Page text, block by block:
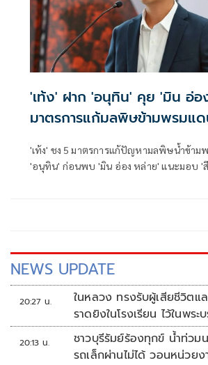
'เท้ง' ฝาก 'อนุทิน' คุย 'มิน อ่อ
มาตรการแก้มลพิษข้ามพรมแ
'เท้ง' ชง 5 มาตรการแก้ปัญหามลพิษน้ำข้าม
'อนุทิน' ก่อนพบ 'มิน อ่อง หล่าย' แนะมอบ '
NEWS UPDATE
20:27 น.
ในหลวง ทรงรับผู้เสียชีวิตแ
ราดยิงในโรงเรียน ไว้ในพระ
20:13 น.
ชาวบุรีรัมย์ร้องทุกข์ น้ำท่วม
รถเล็กผ่านไม่ได้ วอนหน่วยง